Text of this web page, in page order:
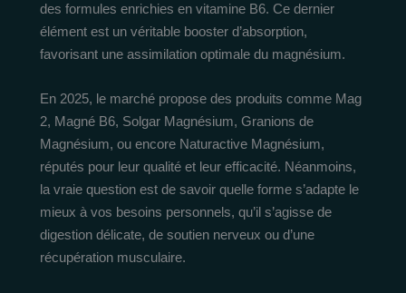
des formules enrichies en vitamine B6. Ce dernier
élément est un véritable booster d’absorption,
favorisant une assimilation optimale du magnésium.
En 2025, le marché propose des produits comme Mag
2, Magné B6, Solgar Magnésium, Granions de
Magnésium, ou encore Naturactive Magnésium,
réputés pour leur qualité et leur efficacité. Néanmoins,
la vraie question est de savoir quelle forme s’adapte le
mieux à vos besoins personnels, qu’il s’agisse de
digestion délicate, de soutien nerveux ou d’une
récupération musculaire.